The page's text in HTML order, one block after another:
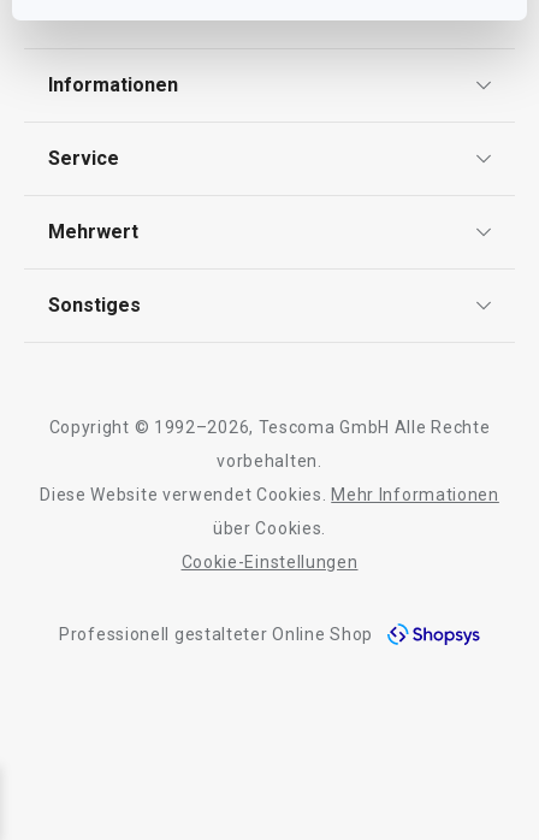
Informationen
Impressum
Service
Kontaktformular
Mehrwert
Qualität
Sonstiges
Barrierefreiheit
Copyright © 1992–2026, Tescoma GmbH Alle Rechte
vorbehalten.
Diese Website verwendet Cookies.
Mehr Informationen
über Cookies.
Cookie-Einstellungen
Professionell gestalteter Online Shop